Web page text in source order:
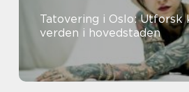
Tatovering i Oslo: Utforsk
verden i hovedstaden